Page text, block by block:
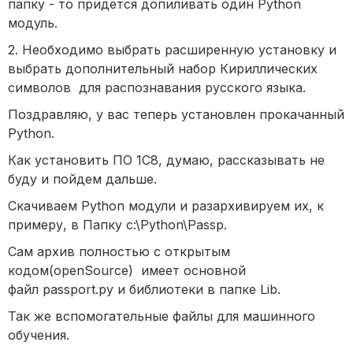
папку - то придется допиливать один Python
модуль.
2. Необходимо выбрать расширенную установку и
выбрать дополнительный набор Кириллических
символов для распознавания русского языка.
Поздравляю, у вас теперь установлен прокачанный
Python.
Как установить ПО 1С8, думаю, рассказывать не
буду и пойдем дальше.
Скачиваем Python модули и разархивируем их, к
примеру, в Папку c:\Python\Passp.
Сам архив полностью с открытым
кодом(openSource) имеет основной
файл passport.py и библиотеки в папке Lib.
Так же вспомогательные файлы для машинного
обучения.